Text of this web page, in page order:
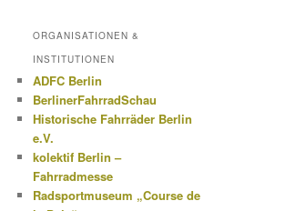
ORGANISATIONEN &
INSTITUTIONEN
ADFC Berlin
BerlinerFahrradSchau
Historische Fahrräder Berlin
e.V.
kolektif Berlin –
Fahrradmesse
Radsportmuseum „Course de